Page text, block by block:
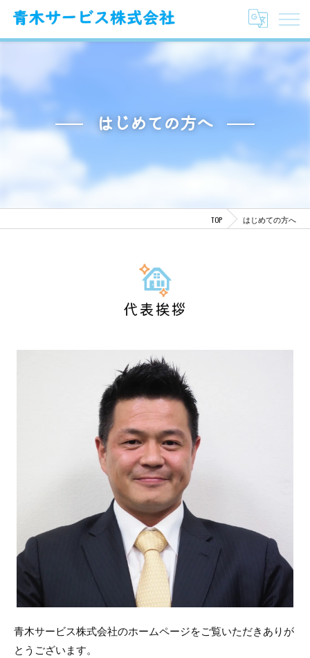
はじめての方へ
TOP はじめての方へ
代表挨拶
青木サービス株式会社のホームページをご覧いただきありが
とうございます。